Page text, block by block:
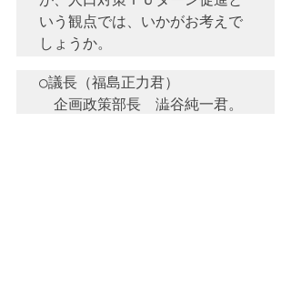
いう観点では、いかがお考えで
○議長（福島正力君）
企画政策部長　澁谷純一君。